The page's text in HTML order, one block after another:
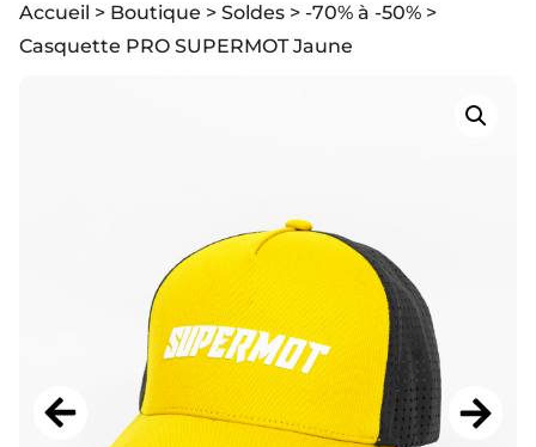
NOUVEAUTÉS
ACCESSOIRES
STICKERS
Accueil > Boutique > Soldes > -70% à -50% >
Casquette PRO SUPERMOT Jaune